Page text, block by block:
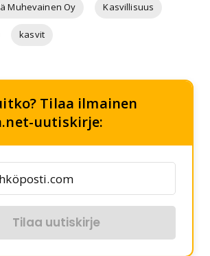
Muhevainen Oy Kasvillisuus
kasvit
Tilaa ilmainen
uutiskirje:
Tilaa uutiskirje